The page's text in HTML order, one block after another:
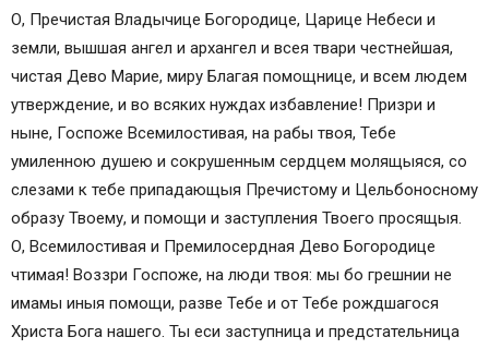
О, Пречистая Владычице Богородице, Царице Небеси и
земли, вышшая ангел и архангел и всея твари честнейшая,
чистая Дево Марие, миру Благая помощнице, и всем людем
утверждение, и во всяких нуждах избавление! Призри и
ныне, Госпоже Всемилостивая, на рабы твоя, Тебе
умиленною душею и сокрушенным сердцем молящыяся, со
слезами к тебе припадающыя Пречистому и Цельбоносному
образу Твоему, и помощи и заступления Твоего просящыя.
О, Всемилостивая и Премилосердная Дево Богородице
чтимая! Воззри Госпоже, на люди твоя: мы бо грешнии не
имамы иныя помощи, разве Тебе и от Тебе рождшагося
Христа Бога нашего. Ты еси заступница и предстательница